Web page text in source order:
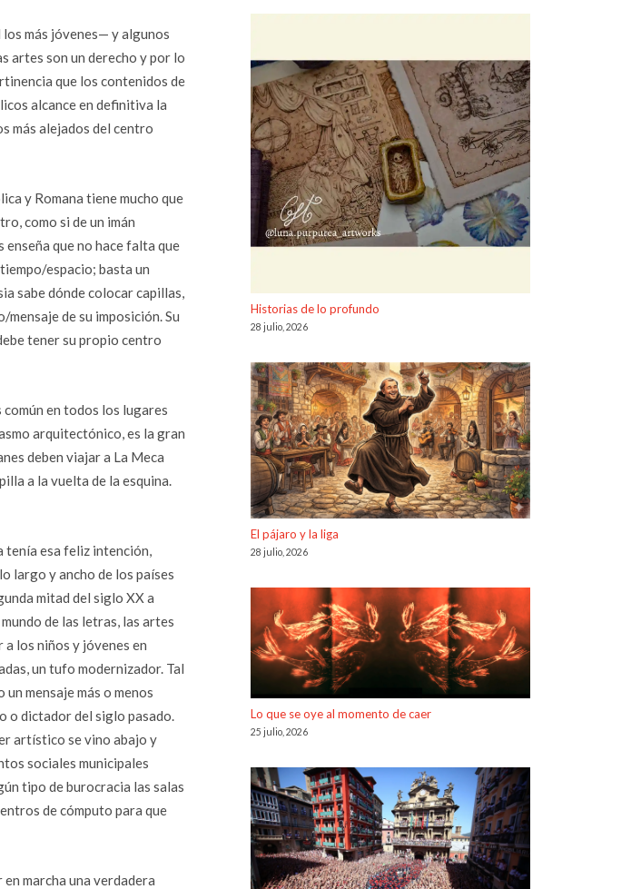
más jóvenes— y algunos
artes son un derecho y por lo
que los contenidos de
alcance en definitiva la
más alejados del centro
y Romana tiene mucho que
como si de un imán
que no hace falta que
espacio; basta un
sabe dónde colocar capillas,
de su imposición. Su
tener su propio centro
en todos los lugares
arquitectónico, es la gran
deben viajar a La Meca
a la vuelta de la esquina.
tenía esa feliz intención,
largo y ancho de los países
mitad del siglo XX a
de las letras, las artes
a los niños y jóvenes en
un tufo modernizador. Tal
mensaje más o menos
o dictador del siglo pasado.
artístico se vino abajo y
sociales municipales
tipo de burocracia las salas
de cómputo para que
marcha una verdadera
Historias de lo profundo
28 julio, 2026
El pájaro y la liga
28 julio, 2026
Lo que se oye al momento de caer
25 julio, 2026